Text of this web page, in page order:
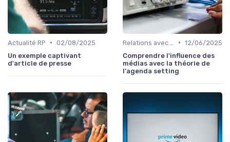
Actualité RP • 02/08/2025
Un exemple captivant
d'article de presse
• 12/06/2025
Comprendre l'influence des
médias avec la théorie de
l'agenda setting